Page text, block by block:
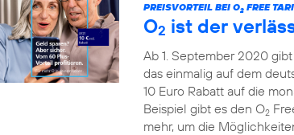
PREISVORTEIL BEI O2 FREE
O2 ist der
Ab 1. September 2020
das einmalig auf dem
10 Euro Rabatt auf die
Beispiel gibt es den O2
mehr, um die